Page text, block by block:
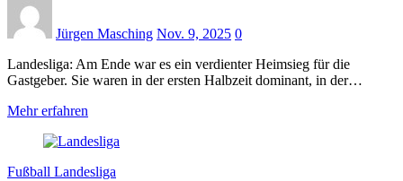
Jürgen Masching Nov. 9, 2025 0
Landesliga: Am Ende war es ein verdienter Heimsieg für die
Gastgeber. Sie waren in der ersten Halbzeit dominant, in der…
Mehr erfahren
Fußball Landesliga